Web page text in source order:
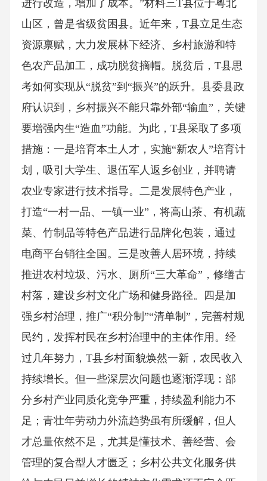
进行改造，增加了成本。”材料三T县位于粤北
山区，曾是省级贫困县。近年来，T县立足生态
资源禀赋，大力发展林下经济、乡村旅游和特
色农产品加工，成功脱贫摘帽。脱贫后，T县思
考如何实现从“脱贫”到“振兴”的跃升。县委县政
府认识到，乡村振兴不能只靠外部“输血”，关键
要增强内生“造血”功能。为此，T县采取了多项
措施：一是培育本土人才，实施“新农人”培育计
划，吸引大学生、退伍军人返乡创业，并聘请
农业专家进行技术指导。二是发展特色产业，
打造“一村一品、一镇一业”，将高山茶、有机蔬
菜、竹制品等特色产品进行品牌化包装，通过
电商平台销往全国。三是改善人居环境，持续
推进农村垃圾、污水、厕所“三大革命”，修缮古
村落，建设乡村文化广场和健身路径。四是加
强乡村治理，推广“积分制”“清单制”，完善村规
民约，发挥村民在乡村治理中的主体作用。经
过几年努力，T县乡村面貌焕然一新，农民收入
持续增长。但一些深层次问题也逐渐浮现：部
分乡村产业同质化竞争严重，持续盈利能力不
足；青壮年劳动力外流趋势虽有所缓解，但人
才总量依然不足，尤其是懂技术、善经营、会
管理的复合型人才匮乏；乡村公共文化服务供